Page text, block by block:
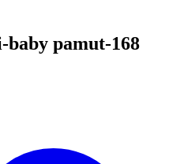
baby pamut-168